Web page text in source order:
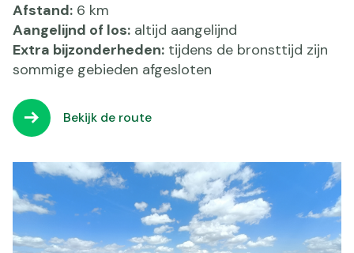
Afstand: 6 km
Aangelijnd of los: altijd aangelijnd
Extra bijzonderheden: tijdens de bronsttijd zijn
sommige gebieden afgesloten
Bekijk de route